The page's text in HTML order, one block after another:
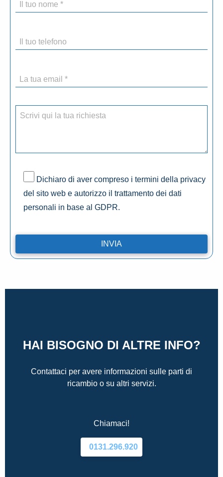
Dichiaro di aver compreso i termini della privacy
del sito web e autorizzo il trattamento dei dati
personali in base al GDPR.
HAI BISOGNO DI ALTRE INFO?
Contattaci per avere informazioni sulle parti di
ricambio o su altri servizi.
Chiamaci!
0131.296.920